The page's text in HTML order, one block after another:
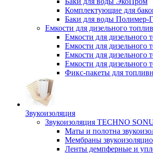
Комплектующие для
Баки для воды Полимер-
Емкости для дизельного
Емкости для дизельного
Емкости для дизельного
Емкости для
Емкости для дизельного
Фикс-пакеты для
Звукоизоляция
Звукоизоляция TECHNO
Маты и полотна
Мембраны
Ленты демпферные и